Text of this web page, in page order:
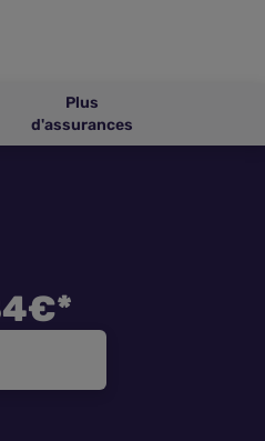
Plus
d'assurances